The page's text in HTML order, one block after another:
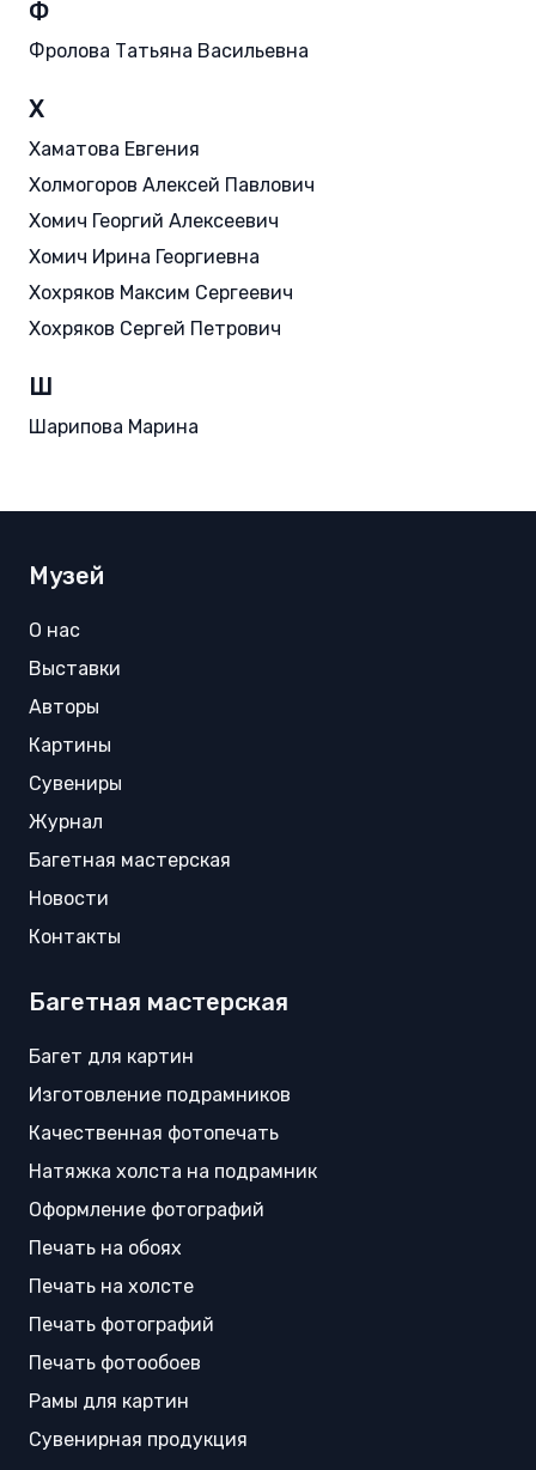
Ф
Фролова Татьяна Васильевна
Х
Хаматова Евгения
Холмогоров Алексей Павлович
Хомич Георгий Алексеевич
Хомич Ирина Георгиевна
Хохряков Максим Сергеевич
Хохряков Сергей Петрович
Ш
Шарипова Марина
Музей
О нас
Выставки
Авторы
Картины
Сувениры
Журнал
Багетная мастерская
Новости
Контакты
Багетная мастерская
Багет для картин
Изготовление подрамников
Качественная фотопечать
Натяжка холста на подрамник
Оформление фотографий
Печать на обоях
Печать на холсте
Печать фотографий
Печать фотообоев
Рамы для картин
Сувенирная продукция